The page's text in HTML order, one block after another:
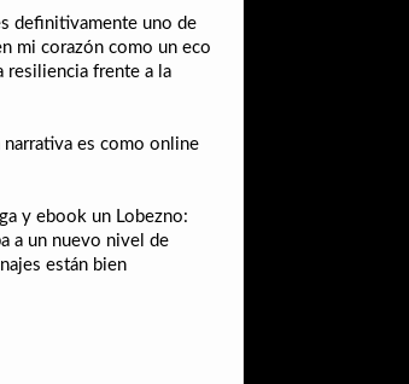
definitivamente uno de
mi corazón como un eco
resiliencia frente a la
es como online
y ebook un Lobezno:
a un nuevo nivel de
están bien